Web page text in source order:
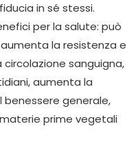
in sé stessi.
per la salute: può
la resistenza e
sanguigna,
aumenta la
benessere generale,
prime vegetali